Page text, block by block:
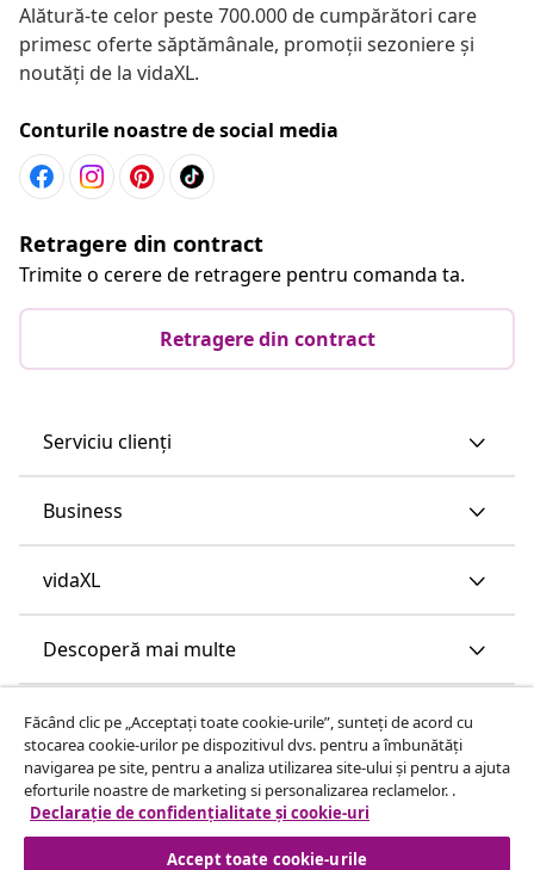
Alătură-te celor peste 700.000 de cumpărători care
primesc oferte săptămânale, promoții sezoniere și
noutăți de la vidaXL.
Conturile noastre de social media
Retragere din contract
Trimite o cerere de retragere pentru comanda ta.
Retragere din contract
Serviciu clienți
Business
vidaXL
Descoperă mai multe
Făcând clic pe „Acceptați toate cookie-urile”, sunteți de acord cu
stocarea cookie-urilor pe dispozitivul dvs. pentru a îmbunătăți
navigarea pe site, pentru a analiza utilizarea site-ului și pentru a ajuta
eforturile noastre de marketing si personalizarea reclamelor. .
Declarație de confidențialitate și cookie-uri
Accept toate cookie-urile